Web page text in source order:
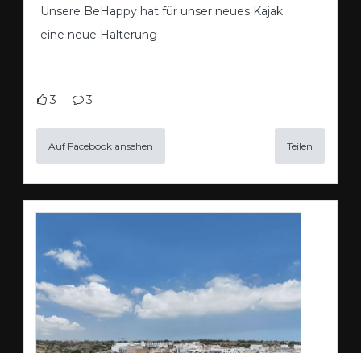
Unsere BeHappy hat für unser neues Kajak
eine neue Halterung
3 3
Auf Facebook ansehen Teilen